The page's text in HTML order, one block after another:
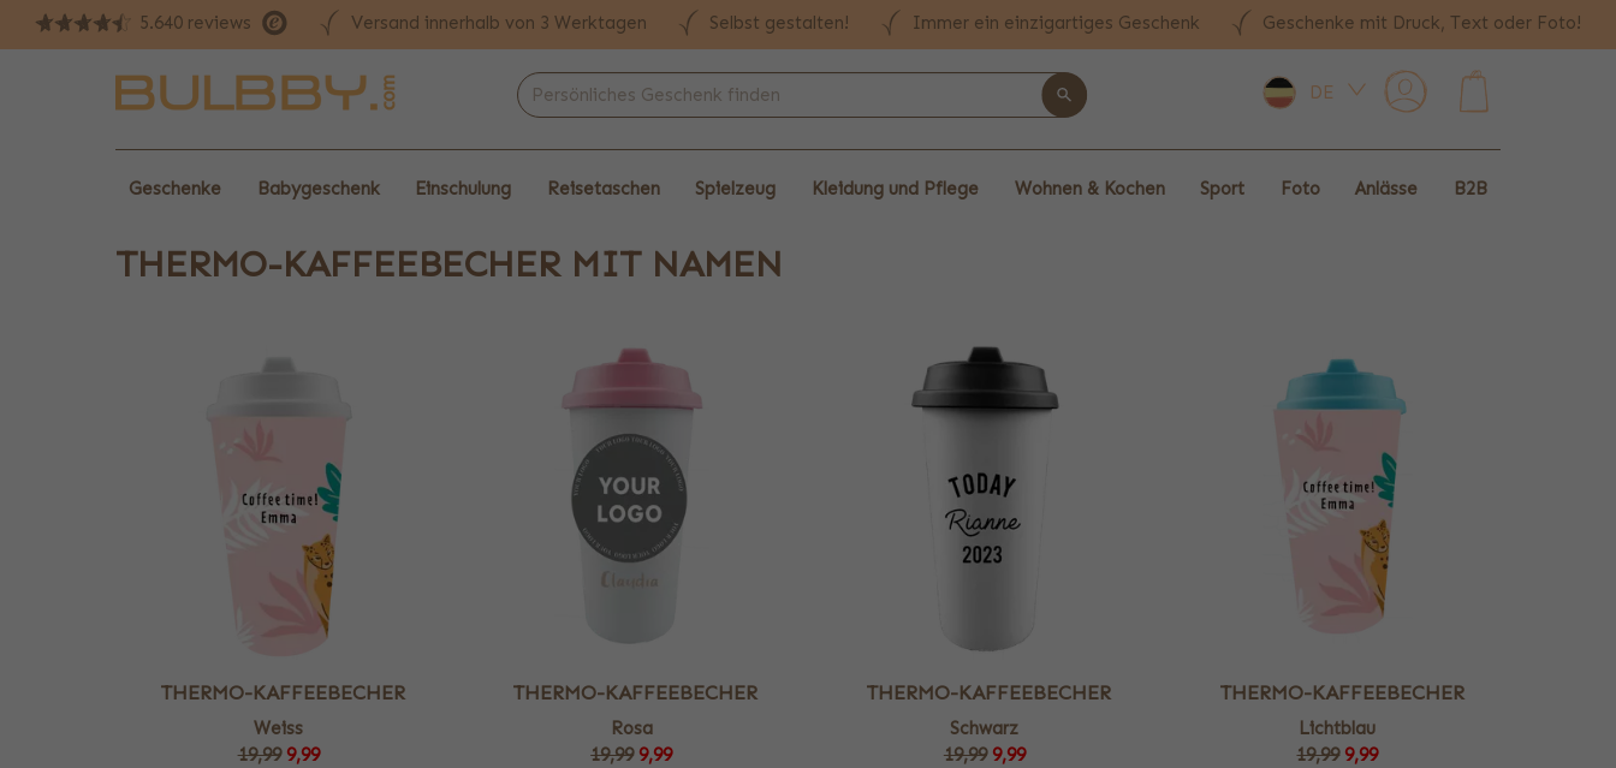
5.640 reviews Versand innerhalb von 3 Werktagen Selbst gestalten! Immer ein einzigartiges Geschenk Geschenke mit Druck, Text oder Foto!
DE
Geschenke Babygeschenk Einschulung Reisetaschen Spielzeug Kleidung und Pflege Wohnen & Kochen Sport Foto Anlässe B2B
THERMO-KAFFEEBECHER MIT NAMEN
THERMO-KAFFEEBECHER
Weiss
19,99 9,99
THERMO-KAFFEEBECHER
Rosa
19,99 9,99
THERMO-KAFFEEBECHER
Schwarz
19,99 9,99
THERMO-KAFFEEBECHER
Lichtblau
19,99 9,99